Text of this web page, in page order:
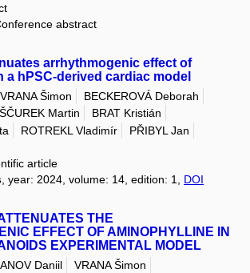
abstract
arrhythmogenic effect of
a hPSC-derived cardiac model
VRANA Šimon
BECKEROVÁ Deborah
ŠČUREK Martin
BRAT Kristián
ROTREKL Vladimír
PŘIBYL Jan
article
, year: 2024, volume: 14, edition: 1, DOI
THE
EFFECT OF AMINOPHYLLINE IN
EXPERIMENTAL MODEL
Daniil
VRANA Šimon